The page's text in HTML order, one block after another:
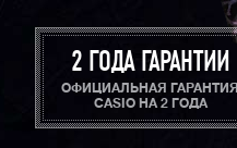
2 ГОДА ГАРАНТИИ
ОФИЦИАЛЬНАЯ ГАРАНТИЯ
CASIO НА 2 ГОДА